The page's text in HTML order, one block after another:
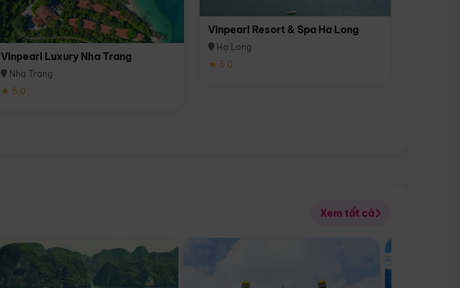
Vinpearl Luxury Nha Trang
Nha Trang
★ 5.0
Vinpearl Resort & Spa Ha Long
Hạ Long
★ 5.0
Xem tất cả